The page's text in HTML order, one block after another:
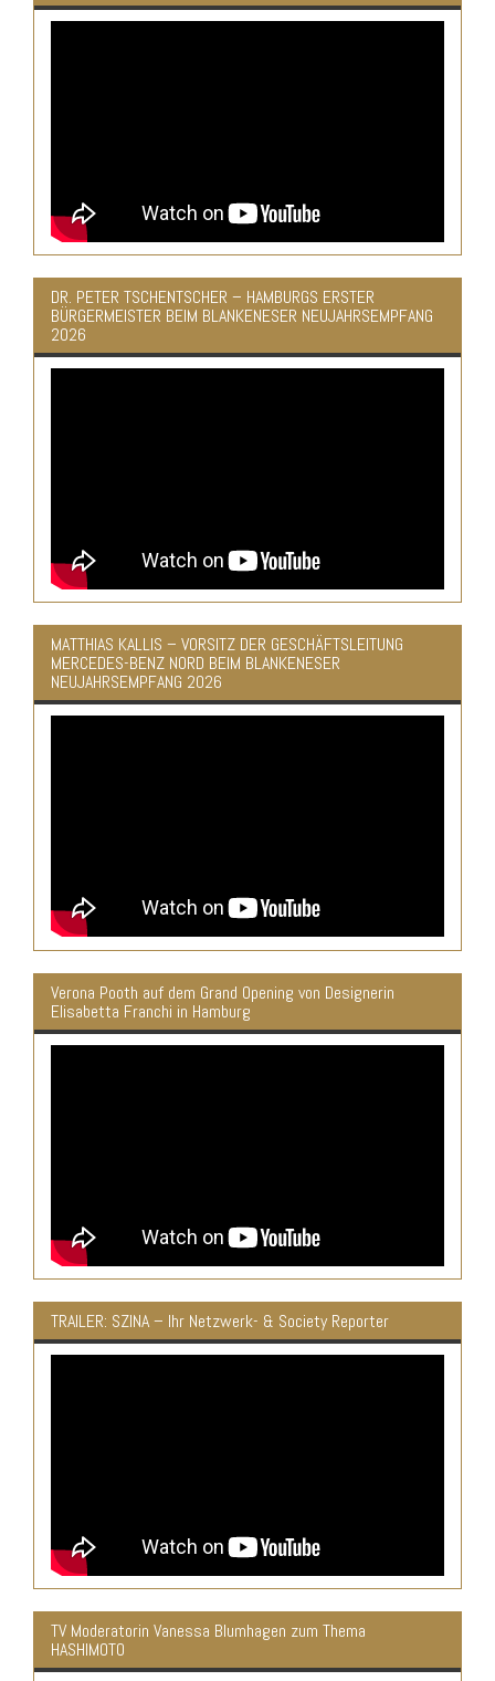
DR. PETER TSCHENTSCHER – HAMBURGS ERSTER
BÜRGERMEISTER BEIM BLANKENESER NEUJAHRSEMPFANG
2026
MATTHIAS KALLIS – VORSITZ DER GESCHÄFTSLEITUNG
MERCEDES-BENZ NORD BEIM BLANKENESER
NEUJAHRSEMPFANG 2026
Verona Pooth auf dem Grand Opening von Designerin
Elisabetta Franchi in Hamburg
TRAILER: SZINA – Ihr Netzwerk- & Society Reporter
TV Moderatorin Vanessa Blumhagen zum Thema
HASHIMOTO